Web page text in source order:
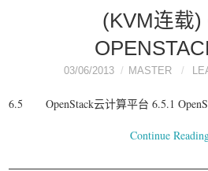
(KVM连载)
03/06/2013 MASTER
6.5 OpenStack云计算平台 6.5.1
Continue